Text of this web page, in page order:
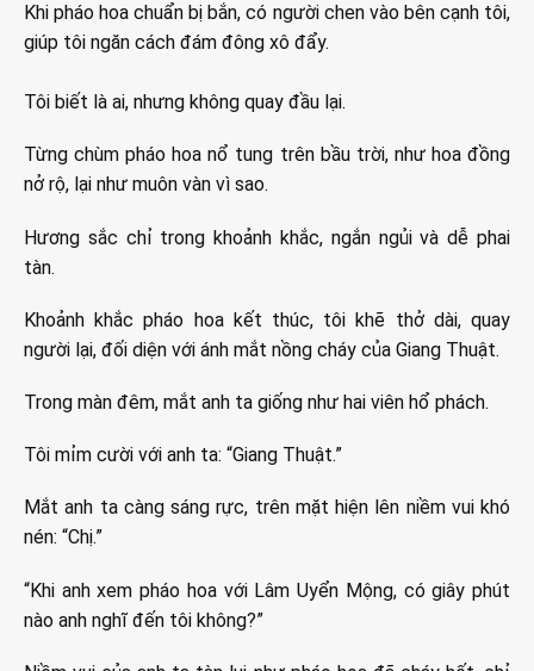
Khi pháo hoa chuẩn bị bắn, có người chen vào bên cạnh tôi,
giúp tôi ngăn cách đám đông xô đẩy.
Tôi biết là ai, nhưng không quay đầu lại.
Từng chùm pháo hoa nổ tung trên bầu trời, như hoa đồng
nở rộ, lại như muôn vàn vì sao.
Hương sắc chỉ trong khoảnh khắc, ngắn ngủi và dễ phai
tàn.
Khoảnh khắc pháo hoa kết thúc, tôi khẽ thở dài, quay
người lại, đối diện với ánh mắt nồng cháy của Giang Thuật.
Trong màn đêm, mắt anh ta giống như hai viên hổ phách.
Tôi mỉm cười với anh ta: “Giang Thuật.”
Mắt anh ta càng sáng rực, trên mặt hiện lên niềm vui khó
nén: “Chị.”
“Khi anh xem pháo hoa với Lâm Uyển Mộng, có giây phút
nào anh nghĩ đến tôi không?”